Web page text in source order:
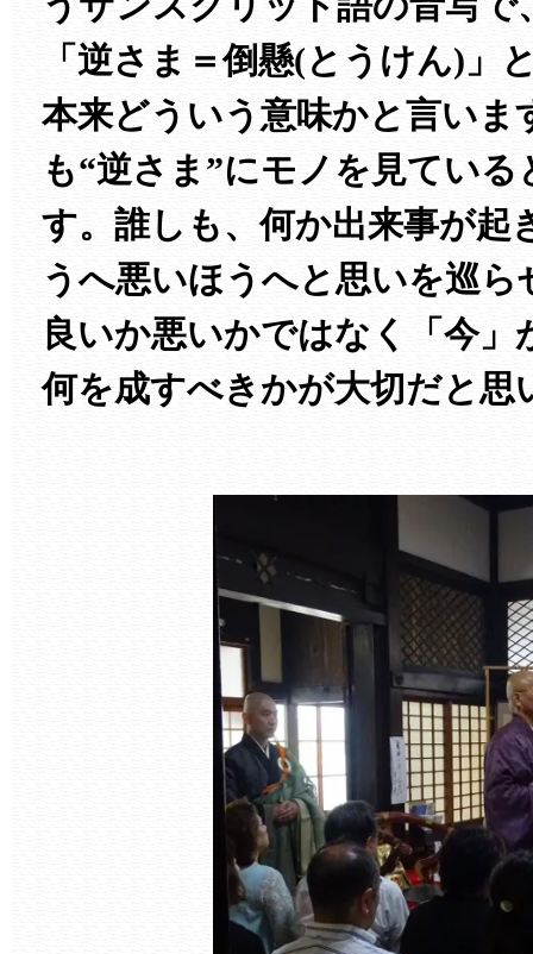
「逆さま＝倒懸(とうけん)」
本来どういう意味かと言いま
も“逆さま”にモノを見てい
す。誰しも、何か出来事が起
うへ悪いほうへと思いを巡ら
良いか悪いかではなく「今」
何を成すべきかが大切だと